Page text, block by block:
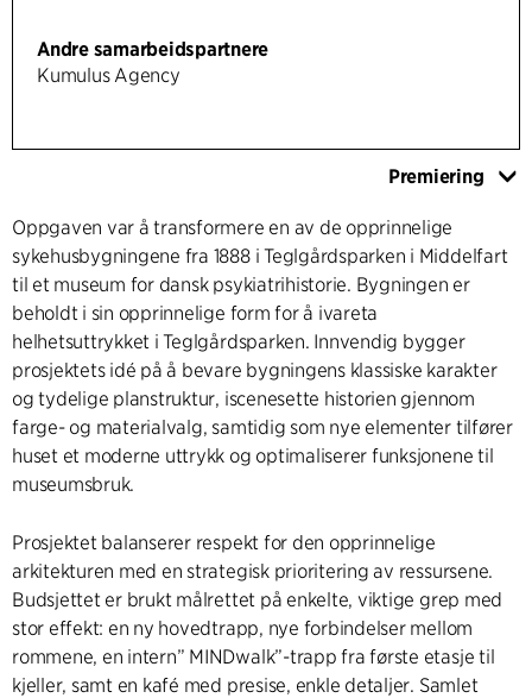
Andre samarbeidspartnere
Kumulus Agency
Premiering
Oppgaven var å transformere en av de opprinnelige
sykehusbygningene fra 1888 i Teglgårdsparken i Middelfart
til et museum for dansk psykiatrihistorie. Bygningen er
beholdt i sin opprinnelige form for å ivareta
helhetsuttrykket i Teglgårdsparken. Innvendig bygger
prosjektets idé på å bevare bygningens klassiske karakter
og tydelige planstruktur, iscenesette historien gjennom
farge- og materialvalg, samtidig som nye elementer tilfører
huset et moderne uttrykk og optimaliserer funksjonene til
museumsbruk.
Prosjektet balanserer respekt for den opprinnelige
arkitekturen med en strategisk prioritering av ressursene.
Budsjettet er brukt målrettet på enkelte, viktige grep med
stor effekt: en ny hovedtrapp, nye forbindelser mellom
rommene, en intern” MINDwalk”-trapp fra første etasje til
kjeller, samt en kafé med presise, enkle detaljer. Samlet